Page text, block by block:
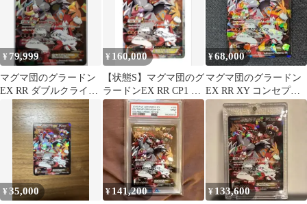
¥ 79,999
マグマ団のグラードン
EX RR ダブルクライシ
¥ 160,000
【状態S】マグマ団のグ
ラードンEX RR CP1 ダ
ブルクライシス015/034
¥68,000
マグマ団のグラードン
EX RR XY コンセプト
パック「マグマ団VSア
クア団 …
¥35,000 ¥ 141,200 ¥ 133,600